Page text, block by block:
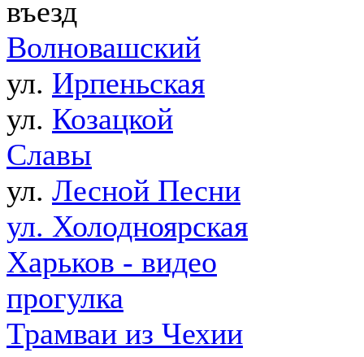
въезд
Волновашский
ул. Ирпеньская
ул. Козацкой
Славы
ул. Лесной Песни
ул. Холодноярская
Харьков - видео
прогулка
Трамваи из Чехии